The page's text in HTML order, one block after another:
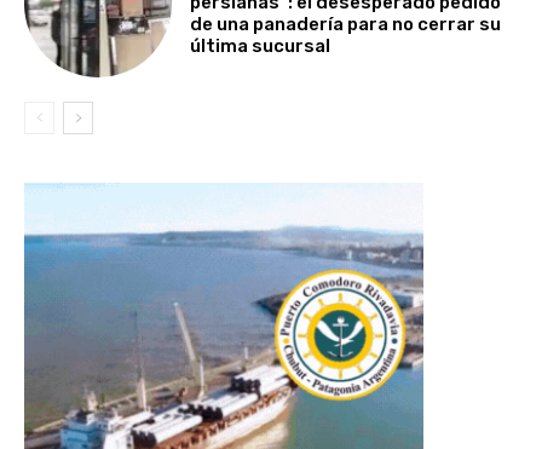
de una panadería para no cerrar su
última sucursal